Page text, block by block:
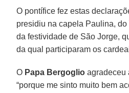
O pontífice fez estas
presidiu na capela Paulina,
da festividade de São Jorge,
da qual participaram os
O Papa Bergoglio agradeceu
“porque me sinto muito bem